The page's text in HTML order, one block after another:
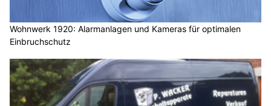
Wohnwerk 1920: Alarmanlagen und Kameras für optimalen
Einbruchschutz